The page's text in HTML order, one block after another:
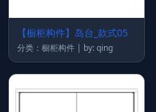
【橱柜构件】岛台_款式05
分类：橱柜构件 | by: qing